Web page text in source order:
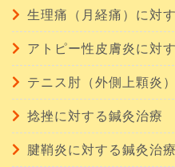
生理痛（月経痛）に対
アトピー性皮膚炎に対
テニス肘（外側上顆炎
捻挫に対する鍼灸治療
腱鞘炎に対する鍼灸治療